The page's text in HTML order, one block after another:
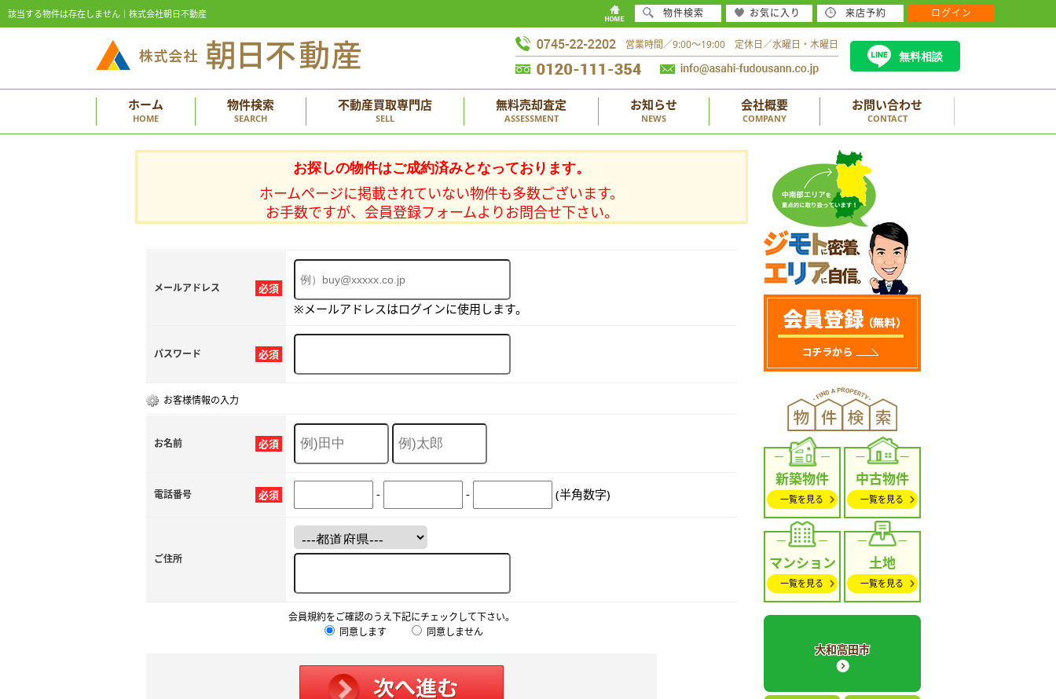
該当する物件は存在しません｜株式会社朝日不動産
営業時間／9:00～19:00 定休日／水曜日・木曜日
無料相談
ホーム
HOME
物件検索
SEARCH
不動産買取専門店
SELL
無料売却査定
ASSESSMENT
お知らせ
NEWS
会社概要
COMPANY
お問い合わせ
CONTACT
お探しの物件はご成約済みとなっております。
ホームページに掲載されていない物件も多数ございます。
お手数ですが、会員登録フォームよりお問合せ下さい。
必須
メールアドレス
※メールアドレスはログインに使用します。
必須
パスワード
お客様情報の入力
必須
お名前
必須
電話番号 - - (半角数字)
ご住所
会員規約をご確認のうえ下記にチェックして下さい。
同意します
同意しません
新築物件
一覧を見る
中古物件
一覧を見る
マンション
一覧を見る
土地
一覧を見る
大和高田市
物件検索 お気に入り 来店予約 ログイン